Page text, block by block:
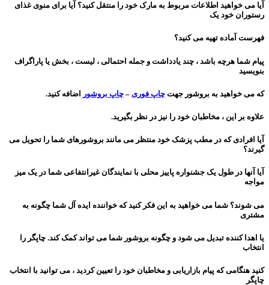
آیا می خواهید اطلاعات مربوط به مارک خود را منتقل کنید؟ آیا برای منوی غذای
رستوران خود یک
فهرست آماده تهیه می کنید؟
پیام شما هرچه باشد ، چند یادداشت و جمله احتمالی ، لیست ، بخش یا پاراگراف
بنویسید
که می خواهید به بروشور جهت چاپ فوری – چاپ بروشور اضافه کنید.
علاوه بر این ، مخاطبان خود را نیز در نظر بگیرید.
آیا افرادی که در مطب پزشک خود منتظر می مانند بروشورهای شما را تحویل می
گیرند؟
آیا آنها در طول یک جشنواره پاییز محلی با نمایندگان غیرانتفاعی شما در یک میز
مواجه
می شوند؟ شما می خواهید به این فکر کنید که خواننده ایده آل شما چگونه به
مشتری
یا اهدا کننده تبدیل می شود و چگونه بروشور شما می تواند کمک کند. چاپگر را
انتخاب
کنید هنگامی که پیام بازاریابی و مخاطبان خود را تعیین کردید ، می توانید با انتخاب
چاپگر